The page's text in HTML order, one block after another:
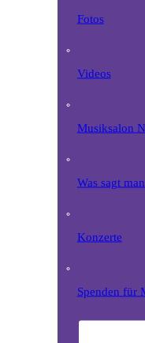
Fotos
Videos
Musiksalon
Was sagt
Konzerte
Spenden für